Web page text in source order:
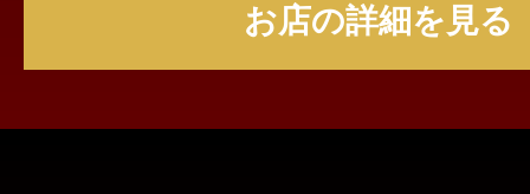
お店の詳細を見る